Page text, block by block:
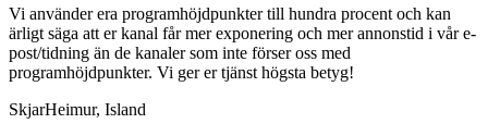
Vi använder era programhöjdpunkter till hundra procent och kan
ärligt säga att er kanal får mer exponering och mer annonstid i vår e-
post/tidning än de kanaler som inte förser oss med
programhöjdpunkter. Vi ger er tjänst högsta betyg!
SkjarHeimur, Island